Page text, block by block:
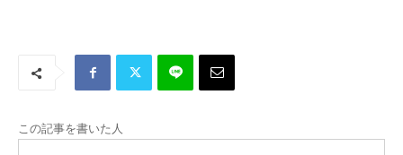
この記事を書いた人